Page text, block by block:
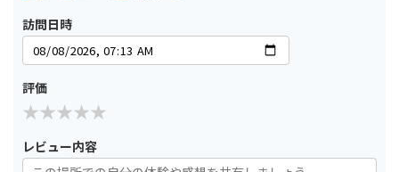
訪問日時
評価
レビュー内容